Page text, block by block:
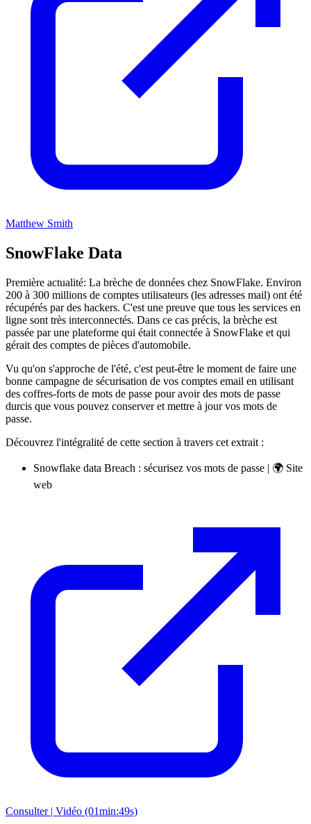
Matthew Smith
SnowFlake Data
Première actualité: La brèche de données chez SnowFlake. Environ
200 à 300 millions de comptes utilisateurs (les adresses mail) ont été
récupérés par des hackers. C'est une preuve que tous les services en
ligne sont très interconnectés. Dans ce cas précis, la brèche est
passée par une plateforme qui était connectée à SnowFlake et qui
gérait des comptes de pièces d'automobile.
Vu qu'on s'approche de l'été, c'est peut-être le moment de faire une
bonne campagne de sécurisation de vos comptes email en utilisant
des coffres-forts de mots de passe pour avoir des mots de passe
durcis que vous pouvez conserver et mettre à jour vos mots de
passe.
Découvrez l'intégralité de cette section à travers cet extrait :
Snowflake data Breach : sécurisez vos mots de passe | 🌍 Site
web
Consulter | Vidéo (01min:49s)